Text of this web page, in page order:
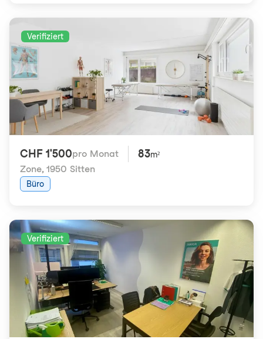
Verifiziert
CHF 1'500pro Monat 83m²
Zone, 1950 Sitten
Büro
Verifiziert